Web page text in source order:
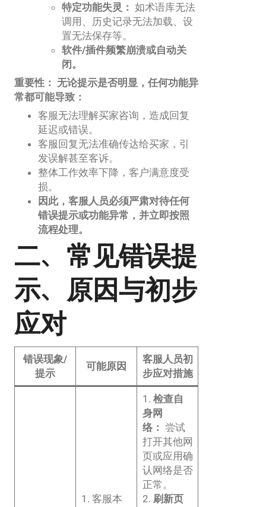
特定功能失灵： 如术语库无法
调用、历史记录无法加载、设
置无法保存等。
软件/插件频繁崩溃或自动关
闭。
重要性： 无论提示是否明显，任何功能异
常都可能导致：
客服无法理解买家咨询，造成回复
延迟或错误。
客服回复无法准确传达给买家，引
发误解甚至客诉。
整体工作效率下降，客户满意度受
损。
因此，客服人员必须严肃对待任何
错误提示或功能异常，并立即按照
流程处理。
二、常见错误提
示、原因与初步
应对
错误现象/
提示
可能原因
客服人员初
步应对措施
1. 客服本
1. 检查自
身网
络： 尝试
打开其他网
页或应用确
认网络是否
正常。
2. 刷新页